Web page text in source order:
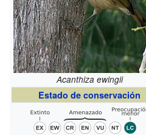
Acanthiza ewingii
Estado de conservación